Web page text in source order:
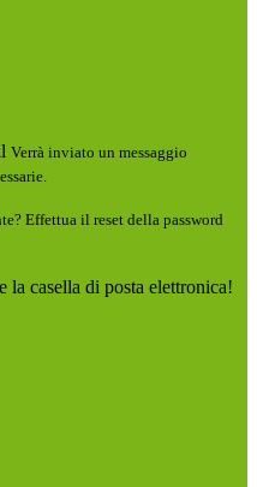
Verrà inviato un messaggio
Effettua il reset della password
casella di posta elettronica!